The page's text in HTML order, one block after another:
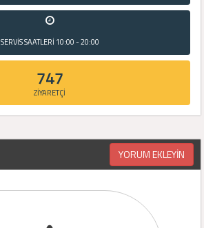
SERVİS SAATLERİ 10:00 - 20:00
747
ZİYARETÇİ
YORUM EKLEYİN